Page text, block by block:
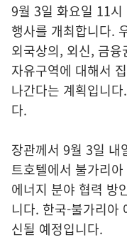
9월 3일 화요일 11시
행사를 개최합니다.
외국상의, 외신, 금
자유구역에 대해서
나간다는 계획입니
다.
장관께서 9월 3일 내
트호텔에서 불가리
에너지 분야 협력 방
니다. 한국-불가리아
신될 예정입니다.